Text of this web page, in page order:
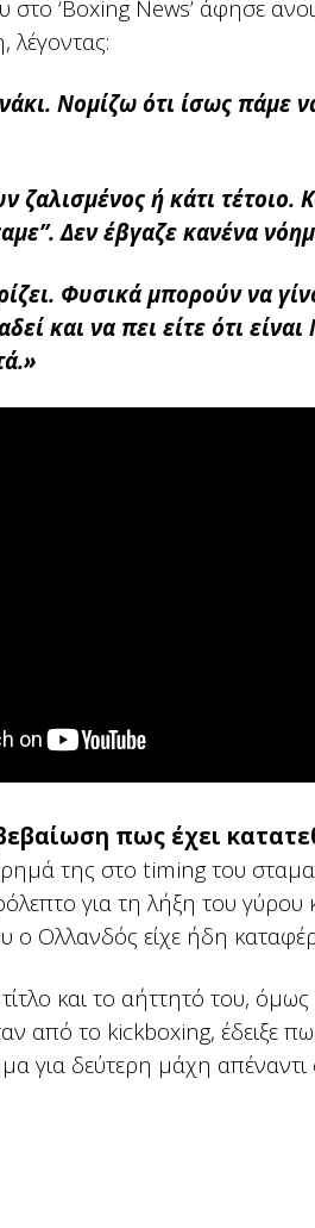
‘Boxing News’ άφησε
λέγοντας:
Νομίζω ότι ίσως πάμε
ή κάτι τέτοιο.
Δεν έβγαζε κανένα
Φυσικά μπορούν να
και να πει είτε ότι
πως έχει
της στο timing του
για τη λήξη του
ο Ολλανδός είχε ήδη
και το αήττητό του,
από το kickboxing, έδειξε
για δεύτερη μάχη